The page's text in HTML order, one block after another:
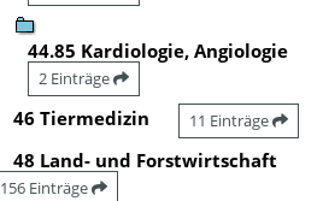
44.85 Kardiologie, Angiologie
2 Einträge
46 Tiermedizin 11 Einträge
48 Land- und Forstwirtschaft
156 Einträge